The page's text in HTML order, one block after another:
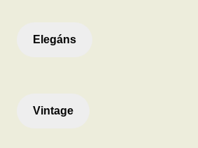
Elegáns
Vintage